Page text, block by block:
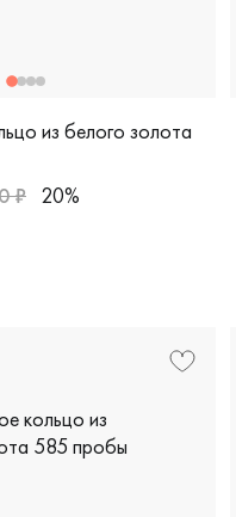
из белого золота
₽ 20%